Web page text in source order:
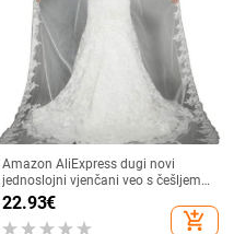
Amazon AliExpress dugi novi
jednoslojni vjenčani veo s češljem
za kosu veleprodaja njegov veo veo
generacija kose
22.93€
add_shopping_cart